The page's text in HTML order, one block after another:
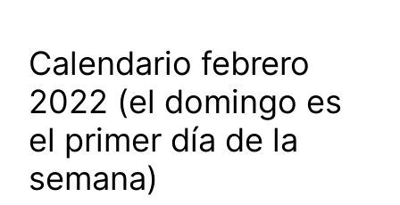
Calendario febrero
2022 (el domingo es
el primer día de la
semana)